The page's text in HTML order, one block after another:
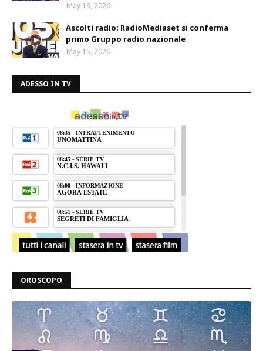
May 19, 2026
Ascolti radio: RadioMediaset si conferma
primo Gruppo radio nazionale
May 15, 2026
ADESSO IN TV
OROSCOPO